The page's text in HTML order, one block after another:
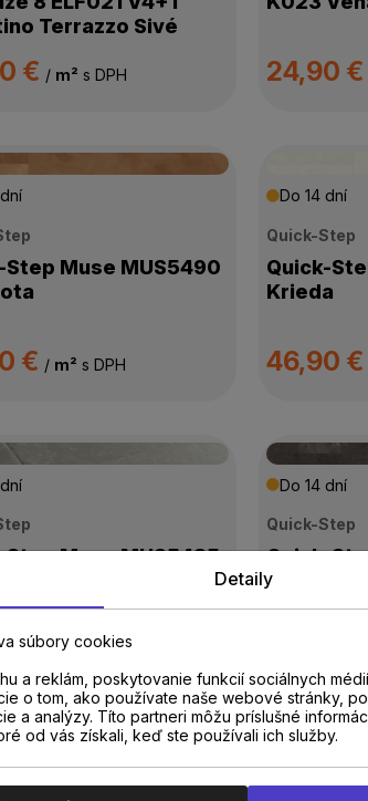
Terrazzo Sivé
€ / m² s DPH 24,90 €
Step Muse MUS5490
€ / m² s DPH
Do 14 dní
Quick-Step
Quick-
Krieda
46,90 €
Step Muse MUS5485
súmračný
€/m²s DPH
Do 14 dní
Quick-Step
Quick-
Bridlica
Do 14 dní
Detaily
súbory cookies
a reklám, poskytovanie funkcií sociálnych
o tom, ako používate naše webové stránky,
a analýzy. Títo partneri môžu príslušné
od vás získali, keď ste používali ich služby.